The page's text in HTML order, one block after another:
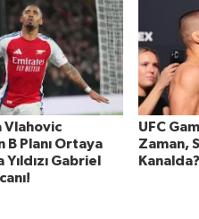
Vlahovic
B Planı Ortaya
Yıldızı Gabriel
UFC
Zaman,
Kanalda?